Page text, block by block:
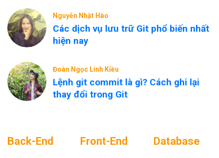
Nguyễn Nhật Hào
Các dịch vụ lưu trữ Git phổ biến nhất
hiện nay
Đoàn Ngọc Linh Kiều
Lệnh git commit là gì? Cách ghi lại
thay đổi trong Git
Back-End Front-End Database